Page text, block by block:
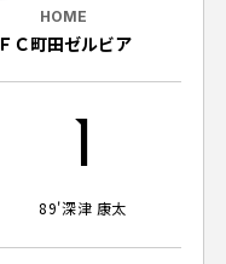
HOME
ＦＣ町田ゼルビア
1
89'深津 康太